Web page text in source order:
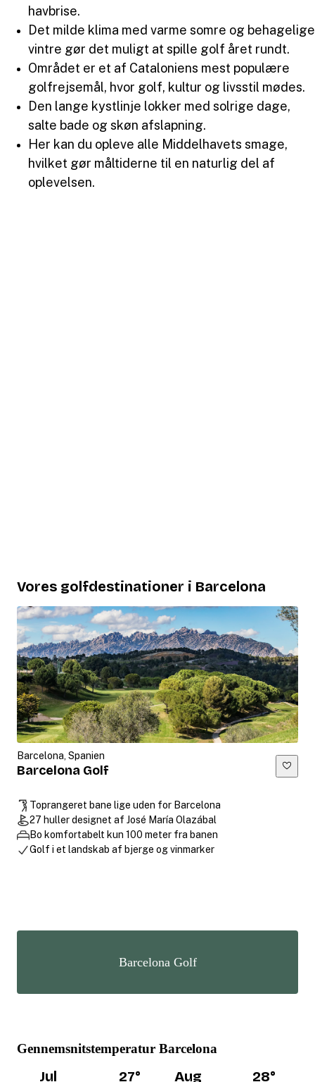
havbrise.
Det milde klima med varme somre og behagelige
vintre gør det muligt at spille golf året rundt.
Området er et af Cataloniens mest populære
golfrejsemål, hvor golf, kultur og livsstil mødes.
Den lange kystlinje lokker med solrige dage,
salte bade og skøn afslapning.
Her kan du opleve alle Middelhavets smage,
hvilket gør måltiderne til en naturlig del af
oplevelsen.
Vores golfdestinationer i Barcelona
Barcelona, Spanien
Barcelona Golf
Toprangeret bane lige uden for Barcelona
27 huller designet af José María Olazábal
Bo komfortabelt kun 100 meter fra banen
Golf i et landskab af bjerge og vinmarker
Barcelona Golf
Gennemsnitstemperatur Barcelona
Jul 27° Aug 28°